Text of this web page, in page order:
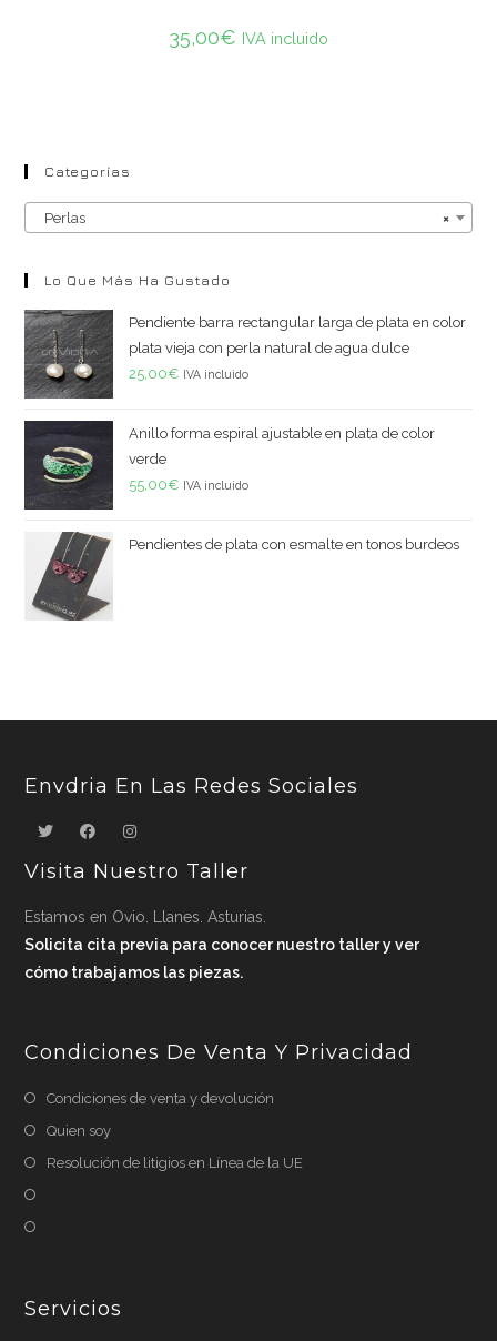
35,00€ IVA incluido
Categorías
×
Perlas
Lo Que Más Ha Gustado
Pendiente barra rectangular larga de plata en color
plata vieja con perla natural de agua dulce
25,00€ IVA incluido
Anillo forma espiral ajustable en plata de color
verde
55,00€ IVA incluido
Pendientes de plata con esmalte en tonos burdeos
Envdria En Las Redes Sociales
Visita Nuestro Taller
Estamos en Ovio. Llanes. Asturias.
Solicita cita previa para conocer nuestro taller y ver
cómo trabajamos las piezas.
Condiciones De Venta Y Privacidad
Condiciones de venta y devolución
Quien soy
Resolución de litigios en Línea de la UE
Servicios